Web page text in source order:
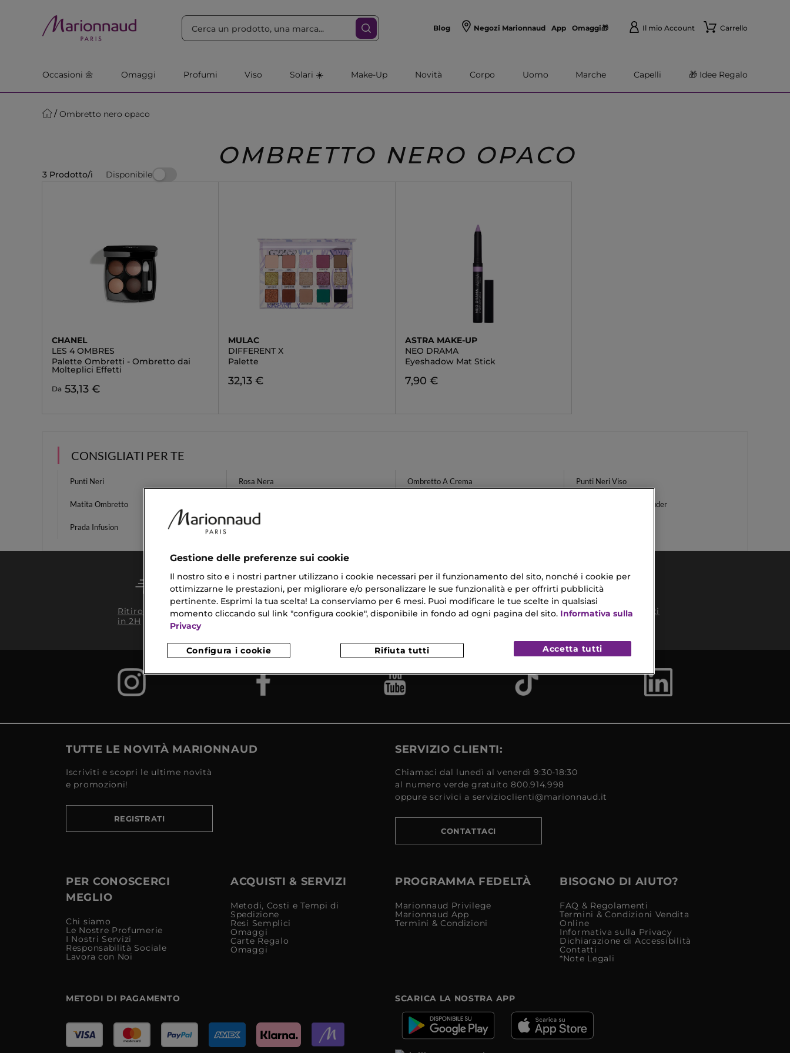
Blog Negozi Marionnaud App Omaggi🎁 Il mio Account Carrello
Occasioni 🌼 Omaggi Profumi Viso Solari ☀️ Make-Up Novità Corpo Uomo Marche Capelli 🎁 Idee Regalo
Ombretto nero opaco
OMBRETTO NERO OPACO
3 Prodotto/i Disponibile
CHANEL
LES 4 OMBRES
Palette Ombretti - Ombretto dai
Molteplici Effetti
Da 53,13 €
MULAC
DIFFERENT X
Palette
32,13 €
ASTRA MAKE-UP
NEO DRAMA
Eyeshadow Mat Stick
7,90 €
CONSIGLIATI PER TE
Punti Neri Rosa Nera Ombretto A Crema Punti Neri Viso
Matita Ombretto Crema Notte Estée Lauder
Prada Infusion Vitamina C Leggera
Ritiro in negozio
in 2H
Consegna Gratuita
da 35€​ in 24/48H
Campioni
Omaggio
Reso
Pagamenti
TUTTE LE NOVITÀ MARIONNAUD
Iscriviti e scopri le ultime novità
e promozioni!
REGISTRATI
SERVIZIO CLIENTI:
Chiamaci dal lunedì al venerdì 9:30-18:30
al numero verde gratuito 800.914.998
oppure scrivici a servizioclienti@marionnaud.it
CONTATTACI
PER CONOSCERCI
MEGLIO
Chi siamo
Le Nostre Profumerie
I Nostri Servizi
Responsabilità Sociale
Lavora con Noi
ACQUISTI & SERVIZI
Metodi, Costi e Tempi di
Spedizione
Resi Semplici
Omaggi
Carte Regalo
Omaggi
PROGRAMMA FEDELTÀ
Marionnaud Privilege
Marionnaud App
Termini & Condizioni
BISOGNO DI AIUTO?
FAQ & Regolamenti
Termini & Condizioni Vendita
Online
Informativa sulla Privacy
Dichiarazione di Accessibilità
Contatti
*Note Legali
METODI DI PAGAMENTO SCARICA LA NOSTRA APP
Gestione delle preferenze sui cookie
Il nostro sito e i nostri partner utilizzano i cookie necessari per il funzionamento del sito, nonché i cookie per
ottimizzarne le prestazioni, per migliorare e/o personalizzare le sue funzionalità e per offrirti pubblicità
pertinente. Esprimi la tua scelta! La conserviamo per 6 mesi. Puoi modificare le tue scelte in qualsiasi
momento cliccando sul link "configura cookie", disponibile in fondo ad ogni pagina del sito. Informativa sulla
Privacy
Configura i cookie Rifiuta tutti Accetta tutti